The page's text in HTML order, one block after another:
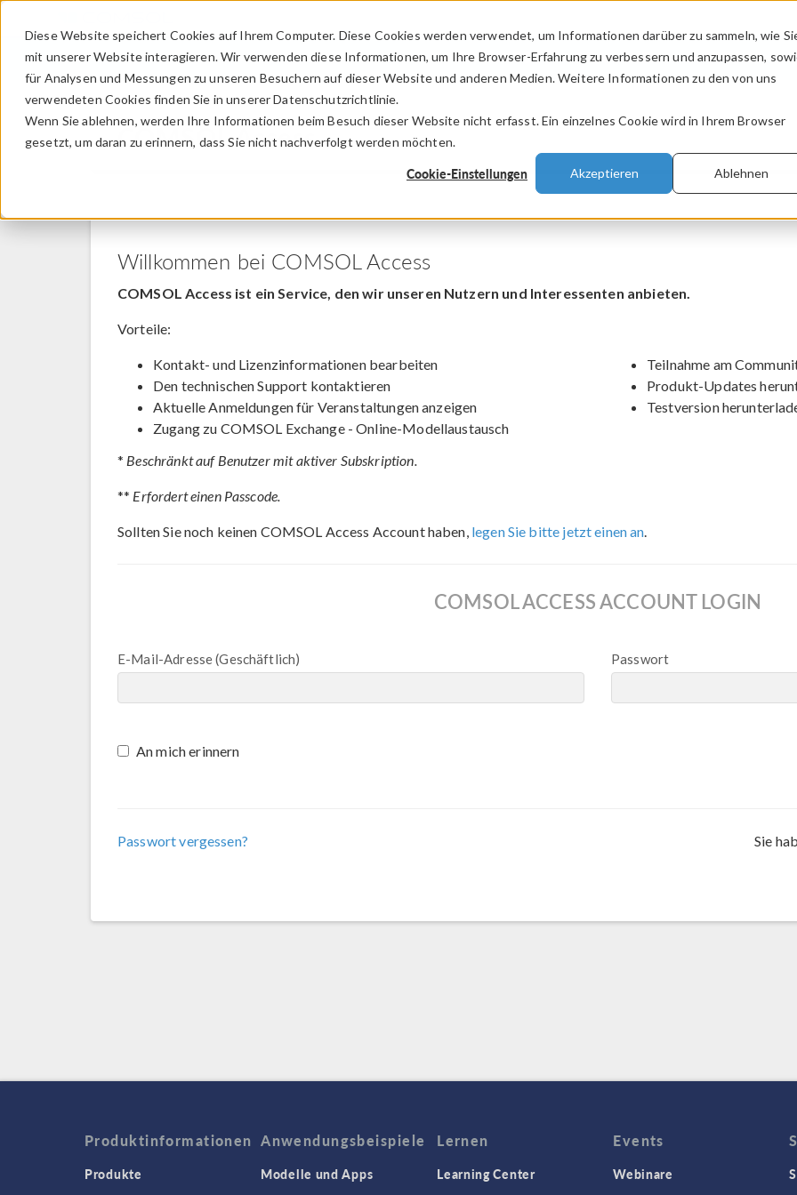
Diese Website speichert Cookies auf Ihrem Computer. Diese Cookies werden verwendet, um Informationen darüber zu sammeln, wie
mit unserer Website interagieren. Wir verwenden diese Informationen, um Ihre Browser-Erfahrung zu verbessern und anzupassen,
für Analysen und Messungen zu unseren Besuchern auf dieser Website und anderen Medien. Weitere Informationen zu den von uns
verwendeten Cookies finden Sie in unserer Datenschutzrichtlinie.
Wenn Sie ablehnen, werden Ihre Informationen beim Besuch dieser Website nicht erfasst. Ein einzelnes Cookie wird in Ihrem Browser
gesetzt, um daran zu erinnern, dass Sie nicht nachverfolgt werden möchten.
Cookie-Einstellungen Akzeptieren Ablehnen
PRODUKTE BRANCHEN VIDEOS
COMSOL Access
Willkommen bei COMSOL Access
COMSOL Access ist ein Service, den wir unseren Nutzern und Interessenten anbieten.
Vorteile:
Kontakt- und Lizenzinformationen bearbeiten
Den technischen Support kontaktieren
Aktuelle Anmeldungen für Veranstaltungen anzeigen
Zugang zu COMSOL Exchange - Online-Modellaustausch
Teilnahme am
Produkt-Updates
Testversion
* Beschränkt auf Benutzer mit aktiver Subskription.
** Erfordert einen Passcode.
Sollten Sie noch keinen COMSOL Access Account haben, legen Sie bitte jetzt einen an.
COMSOL ACCESS ACCOUNT LOGIN
E-Mail-Adresse (Geschäftlich) Passwort
An mich erinnern
Passwort vergessen? Sie
Produktinformationen
Produkte
Anwendungsbeispiele
Modelle und Apps
Lernen
Learning Center
Events
Webinare